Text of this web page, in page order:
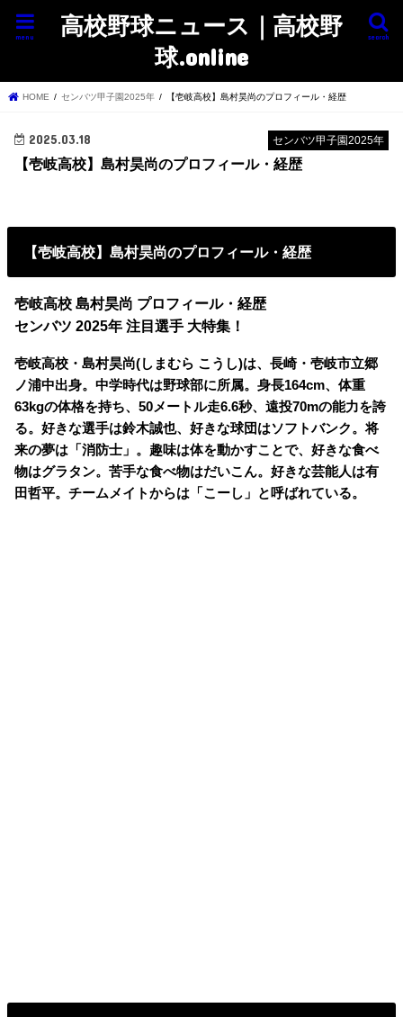
高校野球ニュース｜高校野
球.online
search
menu
HOME センバツ甲子園2025年 【壱岐高校】島村昊尚のプロフィール・経歴
センバツ甲子園2025年
2025.03.18
【壱岐高校】島村昊尚のプロフィール・経歴
【壱岐高校】島村昊尚のプロフィール・経歴
壱岐高校 島村昊尚 プロフィール・経歴
センバツ 2025年 注目選手 大特集！
壱岐高校・島村昊尚(しまむら こうし)は、長崎・壱岐市立郷
ノ浦中出身。中学時代は野球部に所属。身長164cm、体重
63kgの体格を持ち、50メートル走6.6秒、遠投70mの能力を誇
る。好きな選手は鈴木誠也、好きな球団はソフトバンク。将
来の夢は「消防士」。趣味は体を動かすことで、好きな食べ
物はグラタン。苦手な食べ物はだいこん。好きな芸能人は有
田哲平。チームメイトからは「こーし」と呼ばれている。